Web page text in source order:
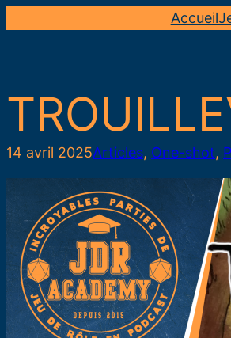
Accueil
14 avril 2025Articles, One-shot,